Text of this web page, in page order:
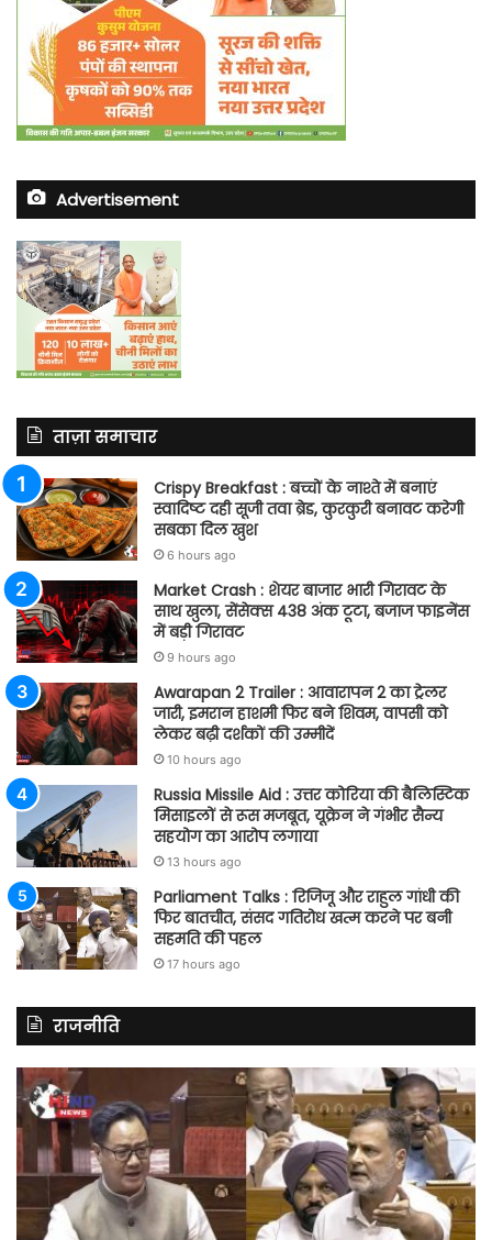
Advertisement
ताज़ा समाचार
Crispy Breakfast : बच्चों के नाश्ते में बनाएं
स्वादिष्ट दही सूजी तवा ब्रेड, कुरकुरी बनावट करेगी
सबका दिल खुश
6 hours ago
Market Crash : शेयर बाजार भारी गिरावट के
साथ खुला, सेंसेक्स 438 अंक टूटा, बजाज फाइनेंस
में बड़ी गिरावट
9 hours ago
Awarapan 2 Trailer : आवारापन 2 का ट्रेलर
जारी, इमरान हाशमी फिर बने शिवम, वापसी को
लेकर बढ़ी दर्शकों की उम्मीदें
10 hours ago
Russia Missile Aid : उत्तर कोरिया की बैलिस्टिक
मिसाइलों से रूस मजबूत, यूक्रेन ने गंभीर सैन्य
सहयोग का आरोप लगाया
13 hours ago
Parliament Talks : रिजिजू और राहुल गांधी की
फिर बातचीत, संसद गतिरोध खत्म करने पर बनी
सहमति की पहल
17 hours ago
राजनीति